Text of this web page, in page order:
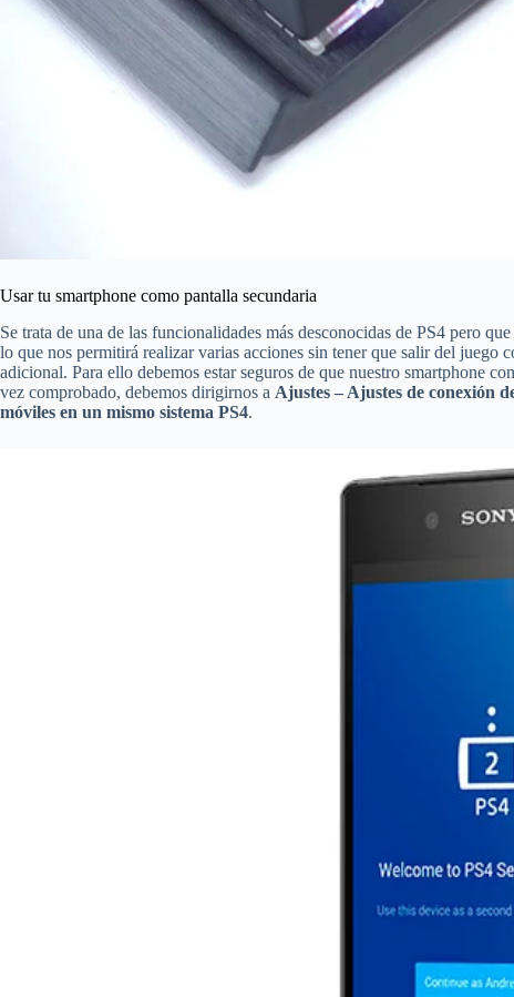
Usar tu smartphone como pantalla secundaria
Se trata de una de las funcionalidades más desconocidas de PS4 pero
lo que nos permitirá realizar varias acciones sin tener que salir del juego
adicional. Para ello debemos estar seguros de que nuestro smartphone
vez comprobado, debemos dirigirnos a Ajustes – Ajustes de conexión
móviles en un mismo sistema PS4.